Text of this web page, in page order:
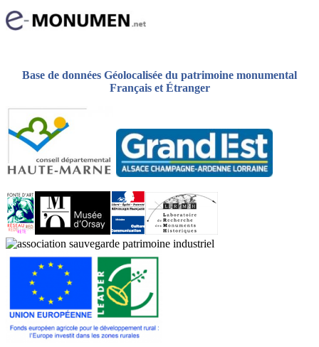
Base de données Géolocalisée du patrimoine monumental
Français et Étranger